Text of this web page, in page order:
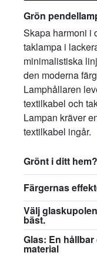
Grön
Skapa harmoni i
taklampa i
minimalistiska
den moderna
Lamphållaren
textilkabel och
Lampan kräver
textilkabel ingår.
Grönt i ditt hem?
Färgernas
Välj
bäst.
Glas: En
material